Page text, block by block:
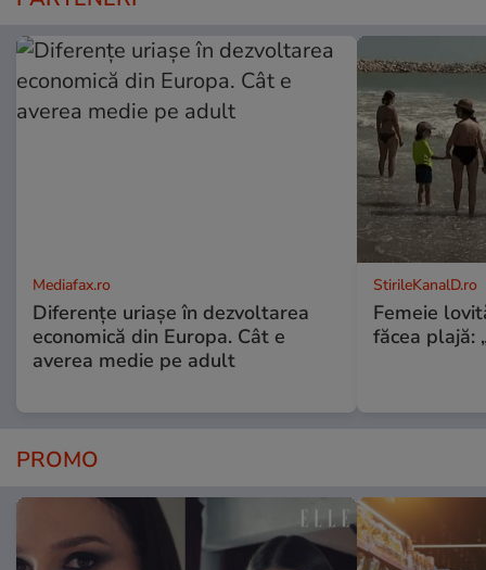
Mediafax.ro
Diferențe uriașe în dezvoltarea
economică din Europa. Cât e
averea medie pe adult
StirileKanalD.ro
Femeie
făcea plajă:
PROMO